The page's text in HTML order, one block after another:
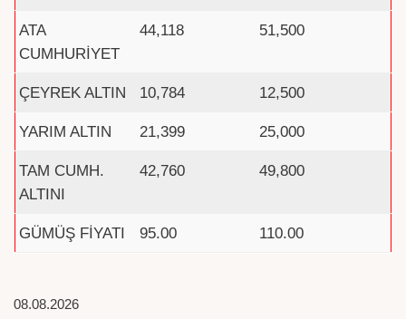
ATA
CUMHURİYET
44,118 51,500
ÇEYREK ALTIN 10,784 12,500
YARIM ALTIN 21,399 25,000
TAM CUMH.
ALTINI
42,760 49,800
GÜMÜŞ FİYATI 95.00 110.00
08.08.2026